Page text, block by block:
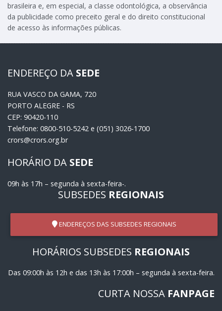
brasileira e, em especial, a classe odontológica, a observância
da publicidade como preceito geral e do direito constitucional
de acesso às informações públicas.
ENDEREÇO DA SEDE
RUA VASCO DA GAMA, 720
PORTO ALEGRE - RS
CEP: 90420-110
Telefone: 0800-510-5242 e (051) 3026-1700
crors@crors.org.br
HORÁRIO DA SEDE
09h às 17h – segunda à sexta-feira-.
SUBSEDES REGIONAIS
ENDEREÇOS DAS SUBSEDES REGIONAIS
HORÁRIOS SUBSEDES REGIONAIS
Das 09:00h às 12h e das 13h às 17:00h – segunda à sexta-feira.
CURTA NOSSA FANPAGE